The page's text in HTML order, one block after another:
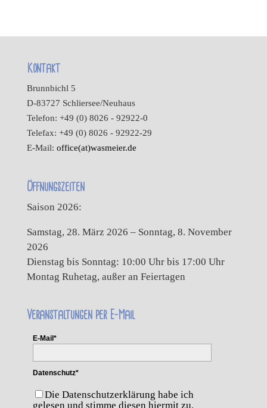
Kontakt
Brunnbichl 5
D-83727 Schliersee/Neuhaus
Telefon: +49 (0) 8026 - 92922-0
Telefax: +49 (0) 8026 - 92922-29
E-Mail: office(at)wasmeier.de
Öffnungszeiten
Saison 2026:
Samstag, 28. März 2026 – Sonntag, 8. November
2026
Dienstag bis Sonntag: 10:00 Uhr bis 17:00 Uhr
Montag Ruhetag, außer an Feiertagen
Veranstaltungen per E-Mail
E-Mail*
Datenschutz*
Die Datenschutzerklärung habe ich
gelesen und stimme diesen hiermit zu.